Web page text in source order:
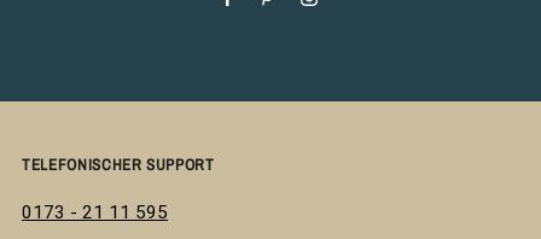
TELEFONISCHER SUPPORT
0173 - 21 11 595